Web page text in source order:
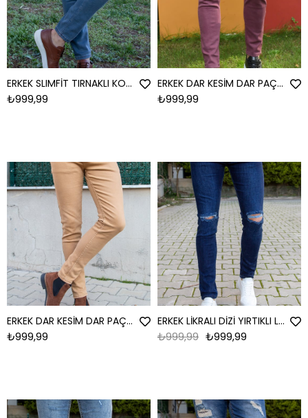
ERKEK SLIMFİT TIRNAKLI KOT PANTOLON KİRLİ MAVİ JEAN KİRLİ MAVİ
₺999,99
ERKEK DAR KESİM DAR PAÇA ERKEK JEAN BORDO JEAN BORDO
₺999,99
ERKEK DAR KESİM DAR PAÇA ERKEK JEAN TABA JEAN TABA
₺999,99
ERKEK LİKRALI DİZİ YIRTIKLI LACİ JEAN DİZİ YIRTIKLI LACİ
₺999,99
₺999,99